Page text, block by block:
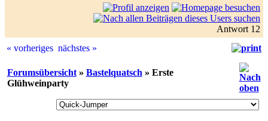
Antwort 12
« vorheriges nächstes »
Forumsübersicht» Bastelquatsch » Erste
Glühweinparty